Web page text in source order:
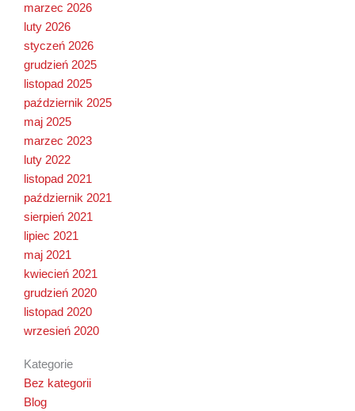
marzec 2026
luty 2026
styczeń 2026
grudzień 2025
listopad 2025
październik 2025
maj 2025
marzec 2023
luty 2022
listopad 2021
październik 2021
sierpień 2021
lipiec 2021
maj 2021
kwiecień 2021
grudzień 2020
listopad 2020
wrzesień 2020
Kategorie
Bez kategorii
Blog